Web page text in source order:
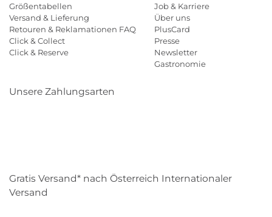
Größentabellen
Versand & Lieferung
Retouren & Reklamationen FAQ
Click & Collect
Click & Reserve
Job & Karriere
Über uns
PlusCard
Presse
Newsletter
Gastronomie
Unsere Zahlungsarten
Gratis Versand* nach Österreich Internationaler
Versand